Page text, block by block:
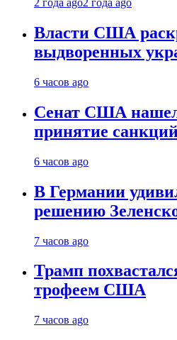
2 года ago2 года ago
Власти США
выдворенных
6 часов ago
Сенат США нашел
принятие
6 часов ago
В Германии
решению
7 часов ago
Трамп
трофеем США
7 часов ago